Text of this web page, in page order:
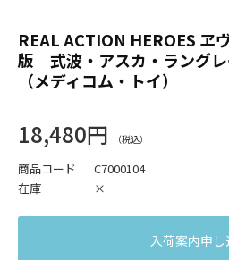
REAL ACTION HEROES ヱ
版 式波・アスカ・ラングレ
（メディコム・トイ）
18,480円
商品コード
C7000104
在庫
×
入荷案内申し